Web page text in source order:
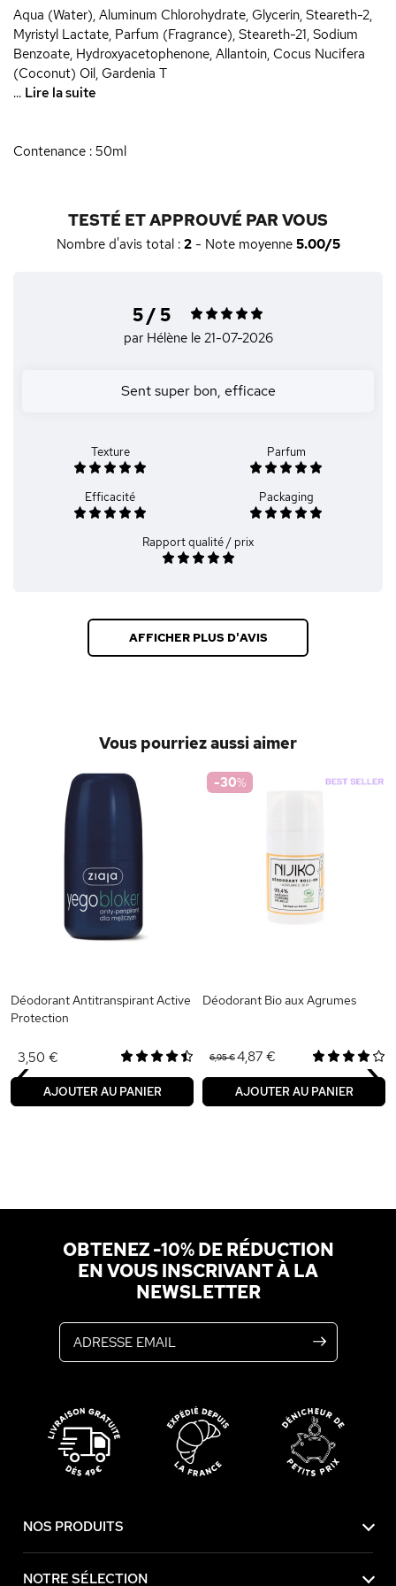
Aqua (Water), Aluminum Chlorohydrate, Glycerin, Steareth-2,
Myristyl Lactate, Parfum (Fragrance), Steareth-21, Sodium
Benzoate, Hydroxyacetophenone, Allantoin, Cocus Nucifera
(Coconut) Oil, Gardenia T
... Lire la suite
Contenance : 50ml
TESTÉ ET APPROUVÉ PAR VOUS
Nombre d'avis total : 2- Note moyenne 5.00/5
5 / 5
par Hélène le 21-07-2026
Sent super bon, efficace
Texture Parfum
Efficacité Packaging
Rapport qualité / prix
AFFICHER PLUS D'AVIS
Vous pourriez aussi aimer
Déodorant Antitranspirant Active
Protection
3,50 €
AJOUTER AU PANIER
-30%
Déodorant Bio aux Agrumes
6,95 €4,87 €
AJOUTER AU PANIER
‹ ›
OBTENEZ -10% DE RÉDUCTION
EN VOUS INSCRIVANT À LA
NEWSLETTER
NOS PRODUITS
NOTRE SÉLECTION